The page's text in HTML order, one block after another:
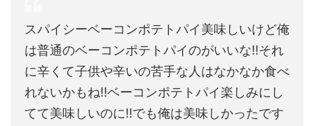
スパイシーベーコンポテトパイ美味しいけど俺
は普通のベーコンポテトパイのがいいな‼︎それ
に辛くて子供や辛いの苦手な人はなかなか食べ
れないかもね‼︎ベーコンポテトパイ楽しみにし
てて美味しいのに‼︎でも俺は美味しかったです